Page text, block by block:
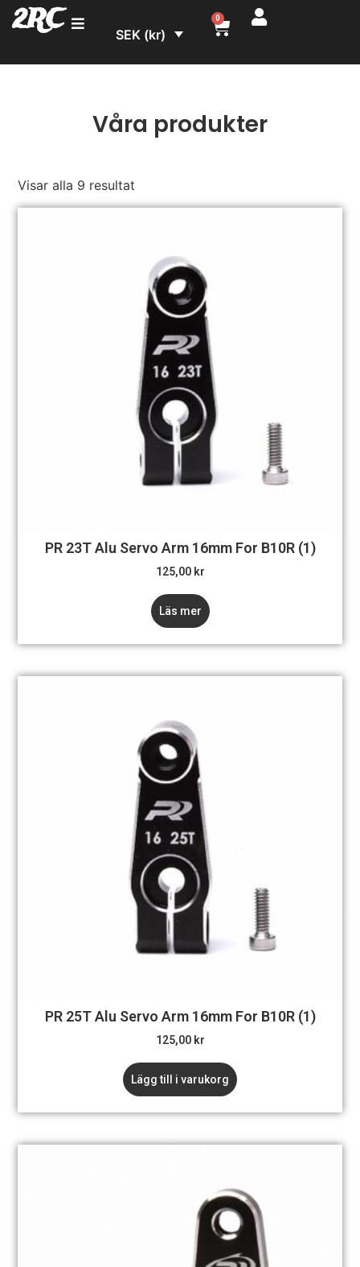
2RC SEK (kr)
0
Våra produkter
Visar alla 9 resultat
PR 23T Alu Servo Arm 16mm For B10R (1)
125,00 kr
Läs mer
PR 25T Alu Servo Arm 16mm For B10R (1)
125,00 kr
Lägg till i varukorg